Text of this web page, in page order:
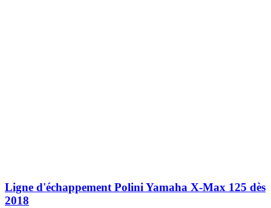
Ligne d'échappement Polini Yamaha X-Max 125 dès
2018